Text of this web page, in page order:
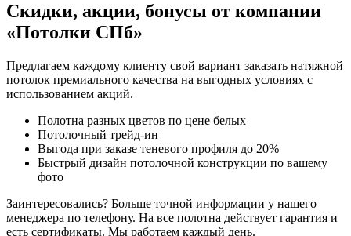
Скидки, акции, бонусы от компании
«Потолки СПб»
Предлагаем каждому клиенту свой вариант заказать натяжной
потолок премиального качества на выгодных условиях с
использованием акций.
Полотна разных цветов по цене белых
Потолочный трейд-ин
Выгода при заказе теневого профиля до 20%
Быстрый дизайн потолочной конструкции по вашему
фото
Заинтересовались? Больше точной информации у нашего
менеджера по телефону. На все полотна действует гарантия и
есть сертификаты. Мы работаем каждый день.